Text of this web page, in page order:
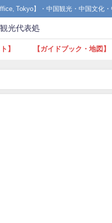
Tokyo】・中国観光・中国文化
】 【ガイドブック・地図】